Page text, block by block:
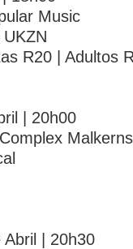
Music
R20 | Adultos
| 20h00
Malkerns
| 20h30